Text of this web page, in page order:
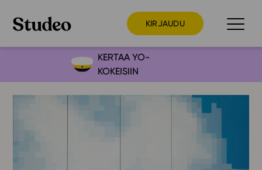
KIRJAUDU
Preppaaja
KERTAA YO-
KOKEISIIN